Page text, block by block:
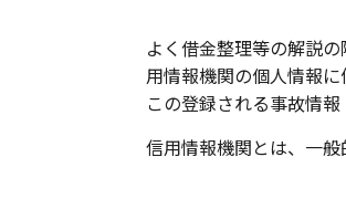
よく借金整理等の解説
用情報機関の個人情報に
この登録される事故情
信用情報機関とは、一般